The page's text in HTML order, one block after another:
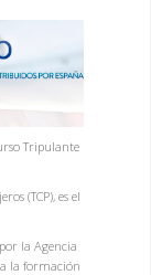
Tripulante
(TCP), es el
la Agencia
la formación